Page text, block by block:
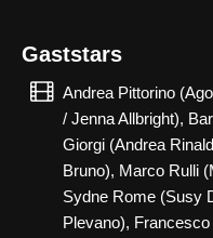
Gaststars
Andrea Pittorino
/ Jenna Allbright),
Giorgi (Andrea
Bruno), Marco Rulli
Sydne Rome (Susy
Plevano),